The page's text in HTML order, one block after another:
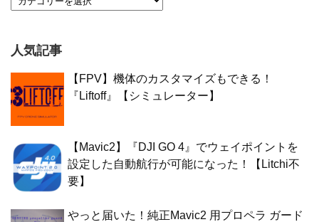
人気記事
【FPV】機体のカスタマイズもできる！
『Liftoff』【シミュレーター】
【Mavic2】『DJI GO 4』でウェイポイントを
設定した自動航行が可能になった！【Litchi不
要】
やっと届いた！純正Mavic2 用プロペラ ガード